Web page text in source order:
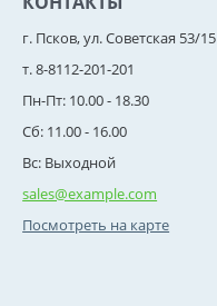
г. Псков, ул. Советская 53/15
т. 8-8112-201-201
Пн-Пт: 10.00 - 18.30
Сб: 11.00 - 16.00
Вс: Выходной
sales@example.com
Посмотреть на карте